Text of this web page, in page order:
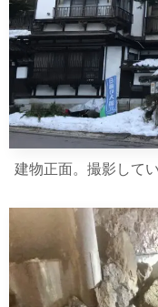
建物正面。撮影して